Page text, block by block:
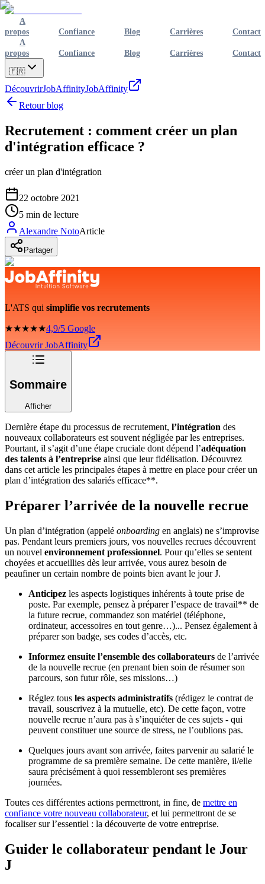
A
propos
Confiance Blog Carrières
Contact
A
propos
Confiance Blog Carrières Contact
🇫🇷
DécouvrirJobAffinityJobAffinity
Retour blog
Recrutement : comment créer un plan
d'intégration efficace ?
créer un plan d'intégration
22 octobre 2021
5 min de lecture
Alexandre NotoArticle
Partager
L'ATS qui simplifie vos recrutements
★★★★★4,9/5 Google
Découvrir JobAffinity
Sommaire
Afficher
Dernière étape du processus de recrutement, l’intégration des
nouveaux collaborateurs est souvent négligée par les entreprises.
Pourtant, il s’agit d’une étape cruciale dont dépend l’adéquation
des talents à l’entreprise ainsi que leur fidélisation. Découvrez
dans cet article les principales étapes à mettre en place pour créer un
plan d’intégration des salariés efficace**.
Préparer l’arrivée de la nouvelle recrue
Un plan d’intégration (appelé onboarding en anglais) ne s’improvise
pas. Pendant leurs premiers jours, vos nouvelles recrues découvrent
un nouvel environnement professionnel. Pour qu’elles se sentent
choyées et accueillies dès leur arrivée, vous aurez besoin de
peaufiner un certain nombre de points bien avant le jour J.
Anticipez les aspects logistiques inhérents à toute prise de
poste. Par exemple, pensez à préparer l’espace de travail** de
la future recrue, commandez son matériel (téléphone,
ordinateur, accessoires en tout genre…)... Pensez également à
préparer son badge, ses codes d’accès, etc.
Informez ensuite l’ensemble des collaborateurs de l’arrivée
de la nouvelle recrue (en prenant bien soin de résumer son
parcours, son futur rôle, ses missions…)
Réglez tous les aspects administratifs (rédigez le contrat de
travail, souscrivez à la mutuelle, etc). De cette façon, votre
nouvelle recrue n’aura pas à s’inquiéter de ces sujets - qui
peuvent constituer une source de stress, ne l’oublions pas.
Quelques jours avant son arrivée, faites parvenir au salarié le
programme de sa première semaine. De cette manière, il/elle
saura précisément à quoi ressembleront ses premières
journées.
Toutes ces différentes actions permettront, in fine, de mettre en
confiance votre nouveau collaborateur, et lui permettront de se
focaliser sur l’essentiel : la découverte de votre entreprise.
Guider le collaborateur pendant le Jour
J